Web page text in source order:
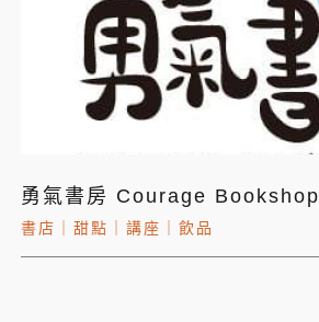
勇氣書房 Courage Bookshop
書店 甜點 講座 飲品